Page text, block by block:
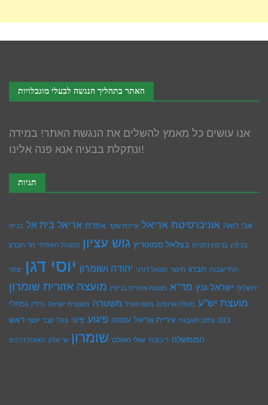
האתר בתהליך הנגשה לבעלי מוגבלויות
אנו עושים כל מאמץ להשלים את הנגשת האתר! במידה
ונתקלת בבעיה אנא פנה אלינו!
תגיות
אבי רואה אוניברסיטת אריאל איילת שקד אפרת אריאל בית אל בנייה
בנימין בנימין נתניהו בצלאל סמוטריץ גוש עציון המנהל האזרחי הר חברון
התיישבות חברון חינוך חננאל דורני יהודה ושומרון יוסי דגן יצהר
ירושלים ישראל גנץ מד"א מועצה אזורית בנימין מועצה אזורית שומרון
מועצת יש''ע מעלה אדומים משה סוויל משטרה משטרת ישראל נדל''ן נפתלי
בנט נתיב האבות עיריית אריאל עמונה פיגוע פינוי צהל קבר יוסף ראש
הממשלה ריבונות שולי מועלם שומרון שי אלון תאונת דרכים